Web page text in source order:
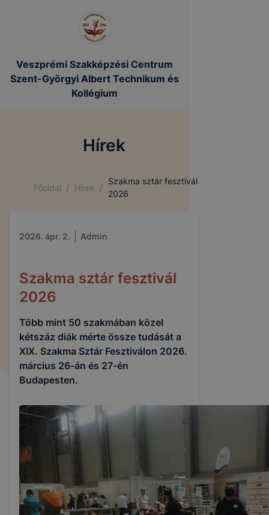
Veszprémi Szakképzési Centrum
Szent-Györgyi Albert Technikum és
Kollégium
Hírek
Főoldal / Hírek /
Szakma sztár fesztivál
2026
2026. ápr. 2. Admin
Szakma sztár fesztivál
2026
Több mint 50 szakmában közel
kétszáz diák mérte össze tudását a
XIX. Szakma Sztár Fesztiválon 2026.
március 26-án és 27-én
Budapesten.